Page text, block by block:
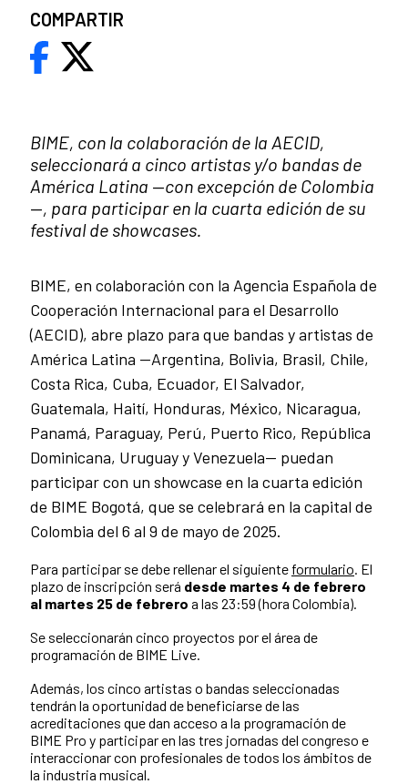
BIME, con la colaboración de la AECID,
seleccionará a cinco artistas y/o bandas de
América Latina —con excepción de Colombia
—, para participar en la cuarta edición de su
festival de showcases.
BIME, en colaboración con la Agencia Española de
Cooperación Internacional para el Desarrollo
(AECID), abre plazo para que bandas y artistas de
América Latina —Argentina, Bolivia, Brasil, Chile,
Costa Rica, Cuba, Ecuador, El Salvador,
Guatemala, Haití, Honduras, México, Nicaragua,
Panamá, Paraguay, Perú, Puerto Rico, República
Dominicana, Uruguay y Venezuela— puedan
participar con un showcase en la cuarta edición
de BIME Bogotá, que se celebrará en la capital de
Colombia del 6 al 9 de mayo de 2025.
Para participar se debe rellenar el siguiente formulario . El
plazo de inscripción será desde martes 4 de febrero
al martes 25 de febrero a las 23:59 (hora Colombia).
Se seleccionarán cinco proyectos por el área de
programación de BIME Live.
Además, los cinco artistas o bandas seleccionadas
tendrán la oportunidad de beneficiarse de las
acreditaciones que dan acceso a la programación de
BIME Pro y participar en las tres jornadas del congreso e
interaccionar con profesionales de todos los ámbitos de
la industria musical.
COMPARTIR